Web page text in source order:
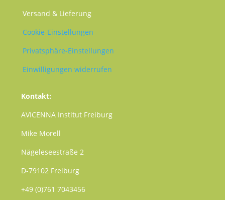
Versand & Lieferung
Cookie-Einstellungen
Privatsphäre-Einstellungen
Einwilligungen widerrufen
Kontakt:
AVICENNA Institut Freiburg
Mike Morell
Nägeleseestraße 2
D-79102 Freiburg
+49 (0)761 7043456